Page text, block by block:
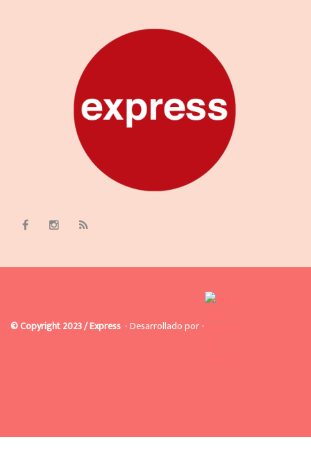
© Copyright 2023 / Express - Desarrollado por -